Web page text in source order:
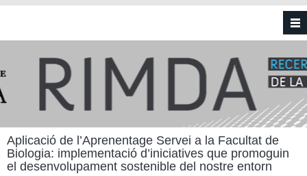
Vés al contingut
Aplicació de l’Aprenentage Servei a la Facultat de
Biologia: implementació d’iniciatives que promoguin
el desenvolupament sostenible del nostre entorn